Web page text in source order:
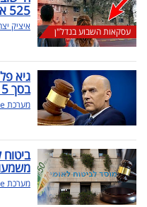
עסקאות השבוע בנדל"ן
525 אלף שקל
איציק
גיא
בסך 5 מיליון שקל
מערכת ice
מערכת ice